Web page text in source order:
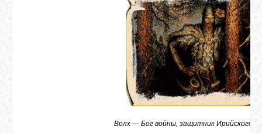
Волх — Бог войны, защитник Ирийского